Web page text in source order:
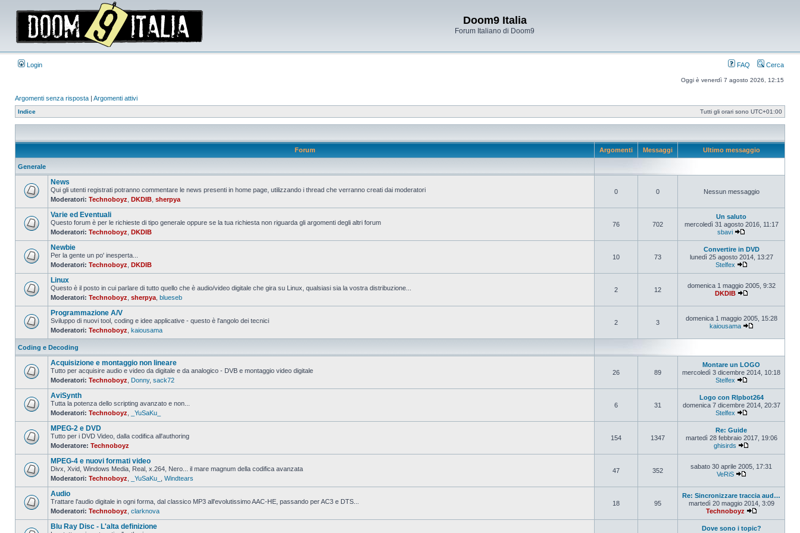
Doom9 Italia
Forum Italiano di Doom9
Login FAQ Cerca
Oggi è venerdì 7 agosto 2026, 12:15
Argomenti senza risposta | Argomenti attivi
Indice Tutti gli orari sono UTC+01:00
Forum Argomenti Messaggi Ultimo messaggio
Generale
Nessun
messaggio
da
leggere
News
Qui gli utenti registrati potranno commentare le news presenti in home page, utilizzando i thread che verranno creati dai moderatori
Moderatori: Technoboyz DKDIB sherpya
0 0 Nessun messaggio
Nessun
messaggio
da
leggere
Varie ed Eventuali
Questo forum è per le richieste di tipo generale oppure se la tua richiesta non riguarda gli argomenti degli altri forum
Moderatori: Technoboyz DKDIB
76 702
Un saluto
mercoledì 31 agosto 2016, 11:17
sbavi
Nessun
messaggio
leggere
Newbie
Per la gente un po' inesperta...
Moderatori: Technoboyz DKDIB
10 73
Convertire in DVD
lunedì 25 agosto 2014, 13:27
Stelfex
Nessun
messaggio
da
leggere
Linux
Questo è il posto in cui parlare di tutto quello che è audio/video digitale che gira su Linux, qualsiasi sia la vostra distribuzione...
Moderatori: Technoboyz sherpya blueseb
2 12
domenica 1 maggio 2005, 9:32
DKDIB
Nessun
messaggio
da
leggere
Programmazione A/V
Sviluppo di nuovi tool, coding e idee applicative - questo è l'angolo dei tecnici
Moderatori: Technoboyz kaiousama
2 3
domenica 1 maggio 2005, 15:28
kaiousama
Coding e Decoding
Nessun
messaggio
da
leggere
Acquisizione e montaggio non lineare
Tutto per acquisire audio e video da digitale e da analogico - DVB e montaggio video digitale
Moderatori: Technoboyz Donny, sack72
26 89
Montare un LOGO
mercoledì 3 dicembre 2014, 10:18
Stelfex
Nessun
messaggio
da
leggere
AviSynth
Tutta la potenza dello scripting avanzato e non...
Moderatori: Technoboyz _YuSaKu_
6 31
Logo con RIpbot264
domenica 7 dicembre 2014, 20:37
Stelfex
Nessun
messaggio
da
leggere
MPEG-2 e DVD
Tutto per i DVD Video, dalla codifica all'authoring
Moderatore: Technoboyz
154 1347
Re: Guide
martedì 28 febbraio 2017, 19:06
ghisirds
Nessun
messaggio
da
leggere
MPEG-4 e nuovi formati video
Divx, Xvid, Windows Media, Real, x.264, Nero... il mare magnum della codifica avanzata
Moderatori: Technoboyz _YuSaKu_ Windtears
47 352
sabato 30 aprile 2005, 17:31
VeRiS
Nessun
messaggio
da
Audio
Trattare l'audio digitale in ogni forma, dal classico MP3 all'evolutissimo AAC-HE, passando per AC3 e DTS...
Moderatori: Technoboyz clarknova
18 95
Re: Sincronizzare traccia aud…
martedì 20 maggio 2014, 3:09
Technoboyz
Blu Ray Disc - L'alta definizione
Dove sono i topic?